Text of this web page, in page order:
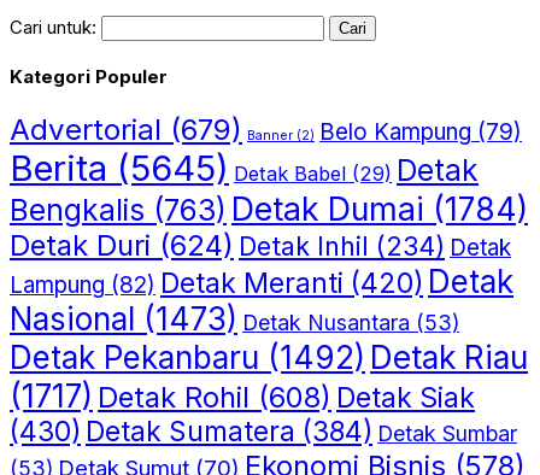
Cari untuk:
Kategori Populer
Advertorial (679) Banner (2) Belo Kampung (79)
Berita (5645) Detak Babel (29) Detak
Bengkalis (763) Detak Dumai (1784)
Detak Duri (624) Detak Inhil (234) Detak
Lampung (82) Detak Meranti (420) Detak
Nasional (1473) Detak Nusantara (53)
Detak Pekanbaru (1492) Detak Riau
(1717) Detak Rohil (608) Detak Siak
(430) Detak Sumatera (384) Detak Sumbar
(53) Detak Sumut (70) Ekonomi Bisnis (578)